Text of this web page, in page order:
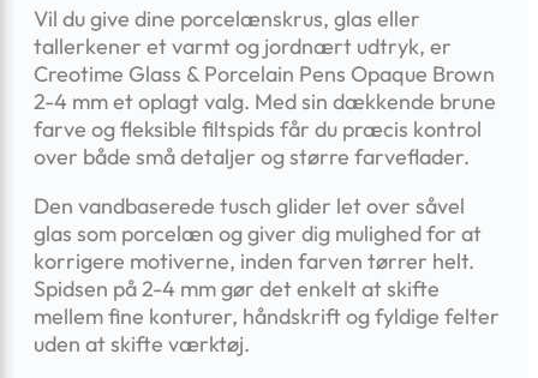
Vil du give dine porcelænskrus, glas eller
tallerkener et varmt og jordnært udtryk, er
Creotime Glass & Porcelain Pens Opaque Brown
2-4 mm et oplagt valg. Med sin dækkende brune
farve og fleksible filtspids får du præcis kontrol
over både små detaljer og større farveflader.
Den vandbaserede tusch glider let over såvel
glas som porcelæn og giver dig mulighed for at
korrigere motiverne, inden farven tørrer helt.
Spidsen på 2-4 mm gør det enkelt at skifte
mellem fine konturer, håndskrift og fyldige felter
uden at skifte værktøj.